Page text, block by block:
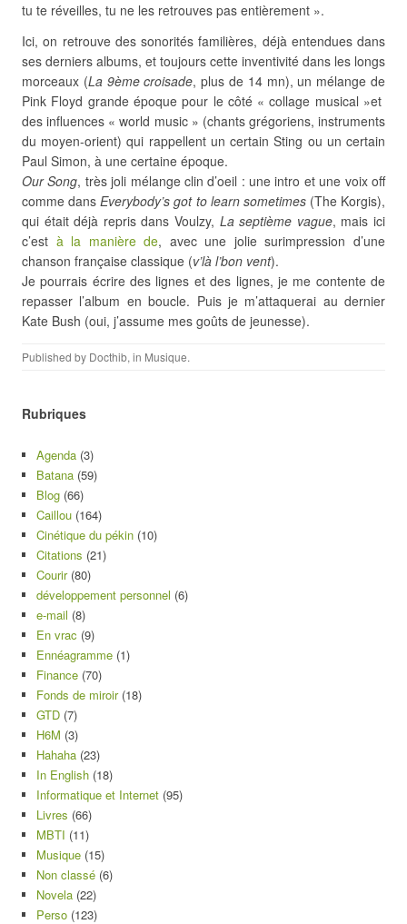
tu te réveilles, tu ne les retrouves pas entièrement ».
Ici, on retrouve des sonorités familières, déjà entendues dans
ses derniers albums, et toujours cette inventivité dans les longs
morceaux (La 9ème croisade, plus de 14 mn), un mélange de
Pink Floyd grande époque pour le côté « collage musical »et
des influences « world music » (chants grégoriens, instruments
du moyen-orient) qui rappellent un certain Sting ou un certain
Paul Simon, à une certaine époque.
Our Song, très joli mélange clin d’oeil : une intro et une voix off
comme dansEverybody’s got to learn sometimes(The Korgis),
qui était déjà repris dans Voulzy, La septième vague, mais ici
c’est à la manière de, avec une jolie surimpression d’une
chanson française classique (v’là l’bon vent).
Je pourrais écrire des lignes et des lignes, je me contente de
repasser l’album en boucle. Puis je m’attaquerai au dernier
Kate Bush (oui, j’assume mes goûts de jeunesse).
Published by Docthib, in Musique.
Rubriques
Agenda (3)
Batana (59)
Blog (66)
Caillou (164)
Cinétique du pékin (10)
Citations (21)
Courir(80)
développement personnel (6)
e-mail (8)
En vrac (9)
Ennéagramme (1)
Finance (70)
Fonds de miroir(18)
GTD (7)
H6M (3)
Hahaha (23)
In English (18)
Informatique et Internet (95)
Livres (66)
MBTI (11)
Musique (15)
Non classé (6)
Novela (22)
Perso (123)